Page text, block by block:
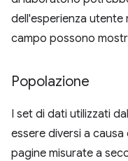
dell'esperienza utente
campo possono
Popolazione
I set di dati utilizzati
essere diversi a
pagine misurate a